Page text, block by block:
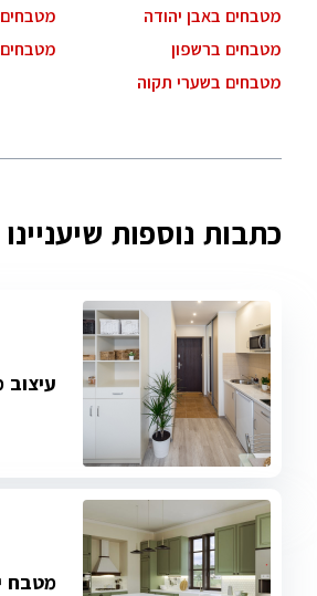
מטבחים באבן יהודה
מטבחים
מטבחים ברשפון
מטבחים בשערי תקוה
כתבות נוספות
מטבח